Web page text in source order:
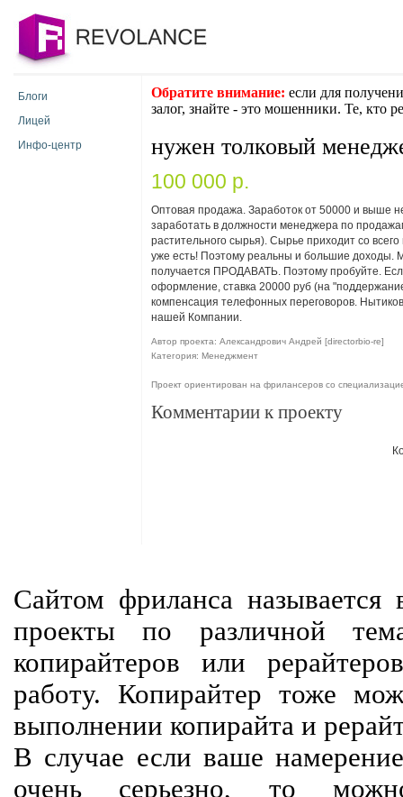
Блоги
Лицей
Инфо-центр
Обратите внимание: если для
залог, знайте - это мошенники. Те, кто
нужен толковый
100 000 p.
Оптовая продажа. Заработок от 50000 и выше
заработать в должности менеджера по
растительного сырья). Сырье приходит со
уже есть! Поэтому реальны и большие доходы.
получается ПРОДАВАТЬ. Поэтому пробуйте.
оформление, ставка 20000 руб (на
компенсация телефонных переговоров.
нашей Компании.
Автор проекта: Александрович Андрей [directorbio-re]
Категория: Менеджмент
Проект ориентирован на фрилансеров со
Комментарии к проекту
Сайтом фриланса называется
проекты по различной
копирайтеров или
работу. Копирайтер тоже
выполнении копирайта и
В случае если ваше
очень серьезно, то